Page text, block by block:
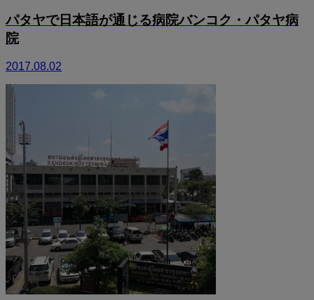
パタヤで日本語が通じる病院バンコク・パタヤ病
院
2017.08.02